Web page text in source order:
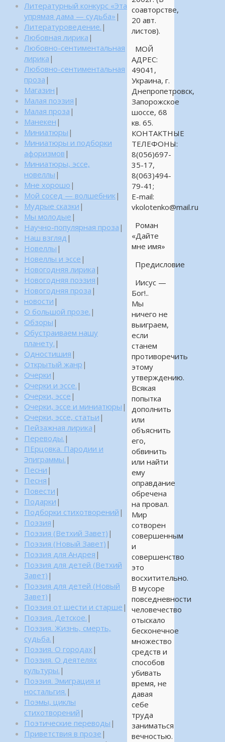
соавторстве,
20 авт.
листов).
МОЙ
АДРЕС:
49041,
Украина, г.
Днепропетровск,
Запорожское
шоссе, 68
кв. 65.
КОНТАКТНЫЕ
ТЕЛЕФОНЫ:
8(056)697-
35-17,
8(063)494-
79-41;
E-mail:
vkolotenko@mail.ru
Роман
«Дайте
мне имя»
Предисловие
Иисус —
Бог!..
Мы
ничего не
выиграем,
если
станем
противоречить
этому
утверждению.
Всякая
попытка
дополнить
или
объяснить
его,
обвинить
или найти
ему
оправдание
обречена
на провал.
Мир
сотворен
совершенным
и
совершенство
это
восхитительно.
В мусоре
повседневности
человечество
отыскало
бесконечное
множество
средств и
способов
убивать
время, не
давая
себе
труда
заниматься
вечностью.
Литературный конкурс «Эта
упрямая дама — судьба» |
Литературоведение. |
Любовная лирика |
Любовно-сентиментальная
лирика |
Любовно-сентиментальная
проза |
Магазин |
Малая поэзия |
Малая проза |
Манекен |
Миниатюры |
Миниатюры и подборки
афоризмов |
Миниатюры, эссе,
новеллы |
Мне хорошо |
Мой сосед — волшебник|
Мудрые сказки |
Мы молодые |
Научно-популярная проза |
Наш взгляд |
Новеллы |
Новеллы и эссе |
Новогодняя лирика |
Новогодняя поэзия |
Новогодняя проза |
новости |
О большой прозе. |
Обзоры |
Обустраиваем нашу
планету. |
Одностишия |
Открытый жанр |
Очерки |
Очерки и эссе. |
Очерки, эссе |
Очерки, эссе и миниатюры |
Очерки, эссе, статьи |
Пейзажная лирика |
Переводы. |
ПЕрцовка. Пародии и
Эпиграммы. |
Песни |
Песня |
Повести |
Подарки |
Подборки стихотворений |
Поэзия |
Поэзия (Ветхий Завет) |
Поэзия (Новый Завет) |
Поэзия для Андрея |
Поэзия для детей (Ветхий
Завет) |
Поэзия для детей (Новый
Завет) |
Поэзия от шести и старше |
Поэзия. Детское. |
Поэзия. Жизнь, смерть,
судьба. |
Поэзия. О городах |
Поэзия. О деятелях
культуры. |
Поэзия. Эмиграция и
ностальгия. |
Поэмы, циклы
стихотворений |
Поэтические переводы |
Приветствия в прозе |